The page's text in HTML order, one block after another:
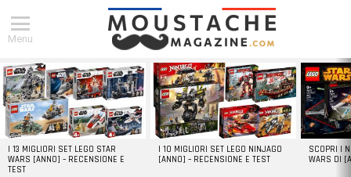
Menu
DERNIERS
ARTICLES
I 13 MIGLIORI SET LEGO STAR
WARS [ANNO] – RECENSIONE E
TEST
I 10 MIGLIORI SET LEGO NINJAGO
[ANNO] – RECENSIONE E TEST
SCOPRI I
WARS DI